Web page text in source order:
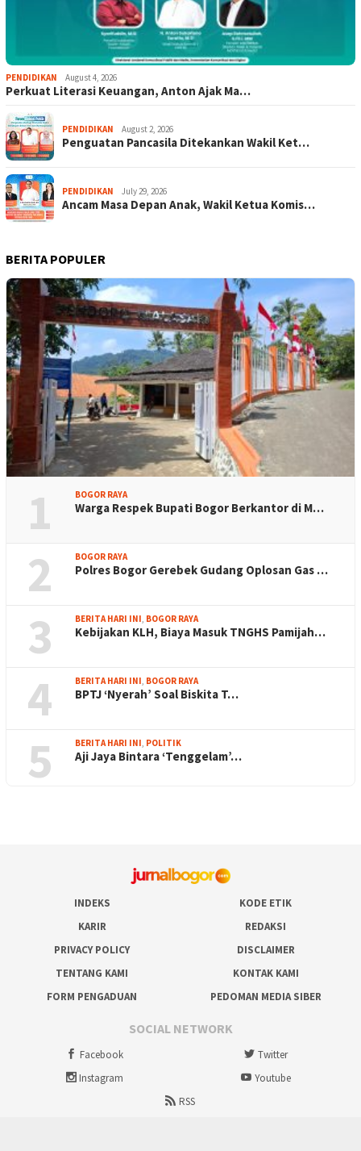
PENDIDIKAN August 4, 2026
Perkuat Literasi Keuangan, Anton Ajak Ma…
PENDIDIKAN August 2, 2026
Penguatan Pancasila Ditekankan Wakil Ket…
PENDIDIKAN July 29, 2026
Ancam Masa Depan Anak, Wakil Ketua Komis…
BERITA POPULER
1 BOGOR RAYA
Warga Respek Bupati Bogor Berkantor di M…
2 BOGOR RAYA
Polres Bogor Gerebek Gudang Oplosan Gas …
3 BERITA HARI INI, BOGOR RAYA
Kebijakan KLH, Biaya Masuk TNGHS Pamijah…
4 BERITA HARI INI, BOGOR RAYA
BPTJ ‘Nyerah’ Soal Biskita T…
5 BERITA HARI INI, POLITIK
Aji Jaya Bintara ‘Tenggelam’…
INDEKS
KODE ETIK
KARIR
REDAKSI
PRIVACY POLICY
DISCLAIMER
TENTANG KAMI
KONTAK KAMI
FORM PENGADUAN
PEDOMAN MEDIA SIBER
SOCIAL NETWORK
Facebook
Twitter
Instagram
Youtube
RSS